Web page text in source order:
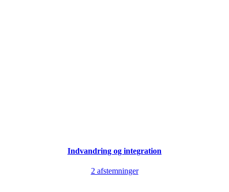
Indvandring og integration
2 afstemninger